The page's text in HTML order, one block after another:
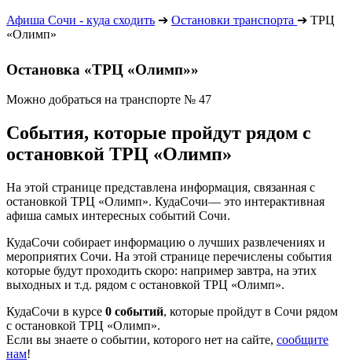
Афиша Сочи - куда сходить ➔ Остановки транспорта ➔ ТРЦ
«Олимп»
Остановка «ТРЦ «Олимп»»
Можно добраться на транспорте № 47
События, которые пройдут рядом с
остановкой ТРЦ «Олимп»
На этой странице представлена информация, связанная с
остановкой ТРЦ «Олимп». КудаСочи— это интерактивная
афиша самых интересных событий Сочи.
КудаСочи собирает информацию о лучших развлечениях и
мероприятих Сочи. На этой странице перечислены события
которые будут проходить скоро: например завтра, на этих
выходных и т.д. рядом с остановкой ТРЦ «Олимп».
КудаСочи в курсе 0 событий, которые пройдут в Сочи рядом
с остановкой ТРЦ «Олимп».
Если вы знаете о событии, которого нет на сайте, сообщите
нам!